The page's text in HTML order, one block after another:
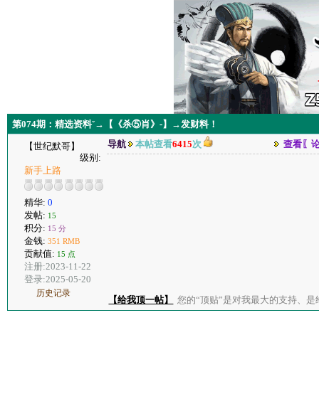
第074期：精选资料ˇ→【《杀⑤肖》-】→发财料！
【世纪默哥】
级别:
新手上路
精华: 0
发帖: 15
积分: 15 分
金钱: 351 RMB
贡献值: 15 点
注册:2023-11-22
登录:2025-05-20
历史记录
导航 本帖查看6415次 查看〖
【给我顶一帖】 您的“顶贴”是对我最大的支持、